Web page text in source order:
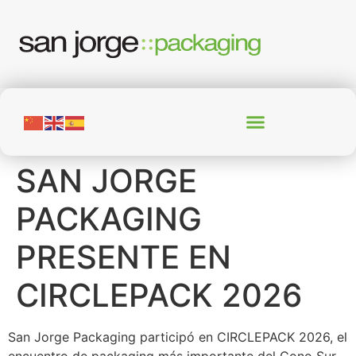
SAN JORGE
PACKAGING
PRESENTE EN
CIRCLEPACK 2026
San Jorge Packaging participó en CIRCLEPACK 2026, el